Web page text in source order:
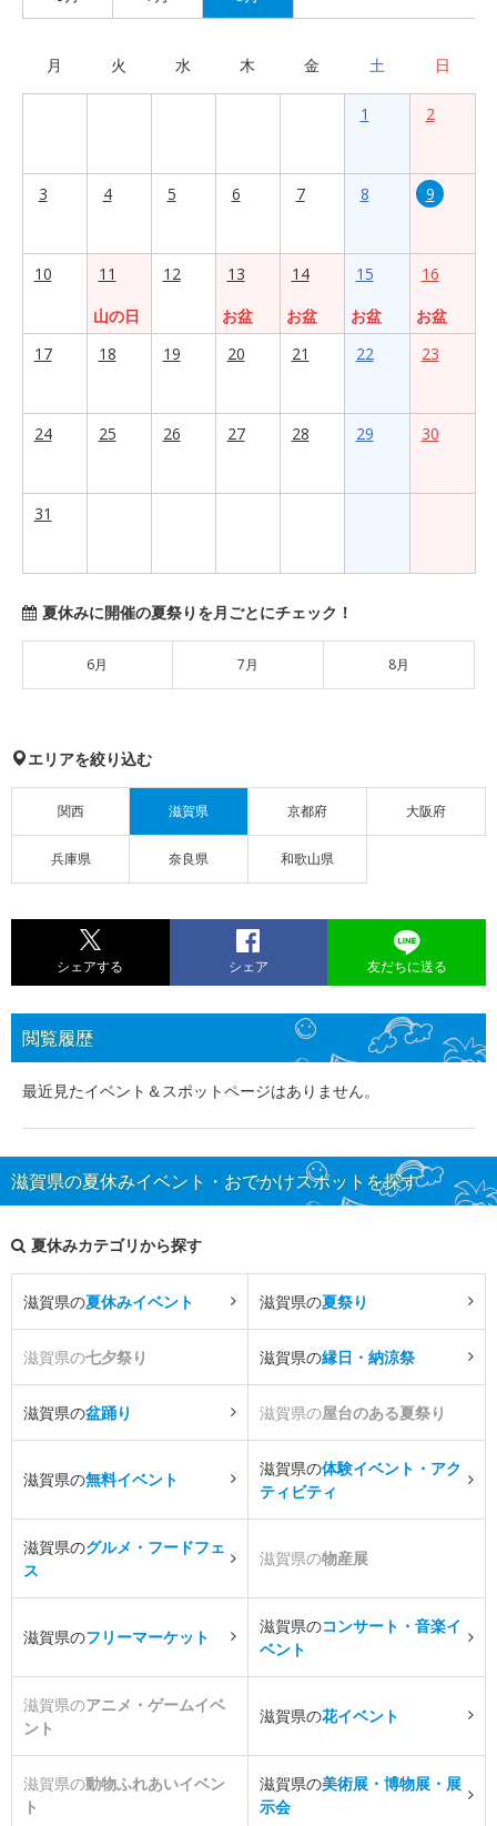
月 火 水 木 金 土 日
1 2
3 4 5 6 7 8 9
10
11
山の日
12
13
お盆
14
お盆
15
お盆
16
お盆
17
18 19 20 21 22 23
24 25 26 27 28 29 30
31
夏休みに開催の夏祭りを月ごとにチェック！
6月 7月 8月
エリアを絞り込む
関西 滋賀県 京都府 大阪府
兵庫県 奈良県 和歌山県
シェアする シェア 友だちに送る
閲覧履歴
最近見たイベント＆スポットページはありません。
滋賀県の夏休みイベント・おでかけスポットを探す
夏休みカテゴリから探す
滋賀県の夏休みイベント 滋賀県の夏祭り
滋賀県の七夕祭り 滋賀県の縁日・納涼祭
滋賀県の盆踊り 滋賀県の屋台のある夏祭り
滋賀県の無料イベント
滋賀県の体験イベント・アク
ティビティ
滋賀県のグルメ・フードフェ
ス
滋賀県の物産展
滋賀県のフリーマーケット
滋賀県のコンサート・音楽イ
ベント
滋賀県のアニメ・ゲームイベ
ント
滋賀県の花イベント
滋賀県の動物ふれあいイベン
ト
滋賀県の美術展・博物展・展
示会